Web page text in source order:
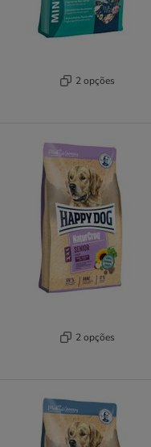
2 opções
2 opções